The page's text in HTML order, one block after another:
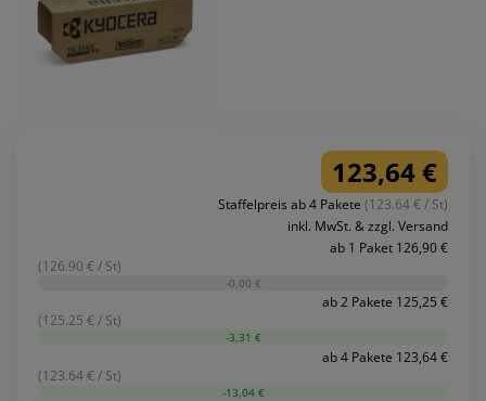
123,64 €
Staffelpreis ab 4 Pakete (123.64 € / St)
inkl. MwSt. & zzgl. Versand
ab 1 Paket 126,90 €
(126.90 € / St)
-0,00 €
ab 2 Pakete 125,25 €
(125.25 € / St)
-3,31 €
ab 4 Pakete 123,64 €
(123.64 € / St)
-13,04 €